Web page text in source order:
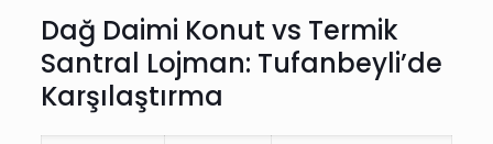
Dağ Daimi Konut vs Termik
Santral Lojman: Tufanbeyli’de
Karşılaştırma